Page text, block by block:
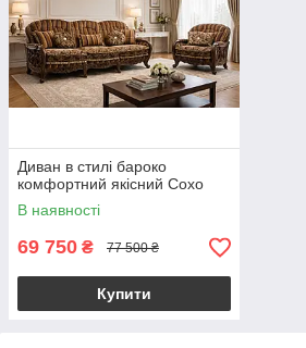
Диван в стилі бароко
комфортний якісний Сохо
В наявності
69 750 ₴ 77 500 ₴
Купити